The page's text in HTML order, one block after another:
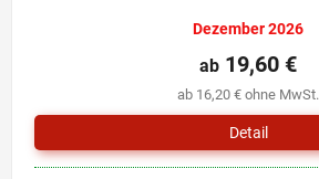
Dezember 2026
ab 16,20 € ohne MwSt.
ab 19,60 €
Detail